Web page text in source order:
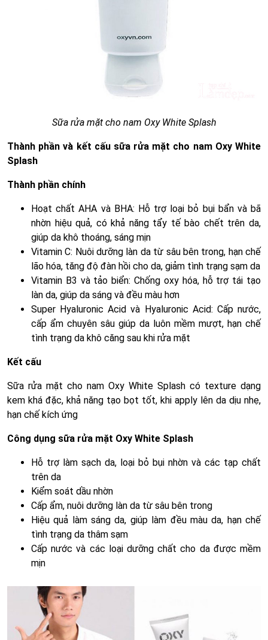
Sữa rửa mặt cho nam Oxy White Splash
Thành phần và kết cấu sữa rửa mặt cho nam Oxy White
Splash
Thành phần chính
Hoạt chất AHA và BHA: Hỗ trợ loại bỏ bụi bẩn và bã
nhờn hiệu quả, có khả năng tẩy tế bào chết trên da,
giúp da khô thoáng, sáng mịn
Vitamin C: Nuôi dưỡng làn da từ sâu bên trong, hạn chế
lão hóa, tăng độ đàn hồi cho da, giảm tình trạng sạm da
Vitamin B3 và tảo biển: Chống oxy hóa, hỗ trợ tái tạo
làn da, giúp da sáng và đều màu hơn
Super Hyaluronic Acid và Hyaluronic Acid: Cấp nước,
cấp ẩm chuyên sâu giúp da luôn mềm mượt, hạn chế
tình trạng da khô căng sau khi rửa mặt
Kết cấu
Sữa rửa mặt cho nam Oxy White Splash có texture dạng
kem khá đặc, khả năng tạo bọt tốt, khi apply lên da dịu nhẹ,
hạn chế kích ứng
Công dụng sữa rửa mặt Oxy White Splash
Hỗ trợ làm sạch da, loại bỏ bụi nhờn và các tạp chất
trên da
Kiểm soát dầu nhờn
Cấp ẩm, nuôi dưỡng làn da từ sâu bên trong
Hiệu quả làm sáng da, giúp làm đều màu da, hạn chế
tình trạng da thâm sạm
Cấp nước và các loại dưỡng chất cho da được mềm
mịn